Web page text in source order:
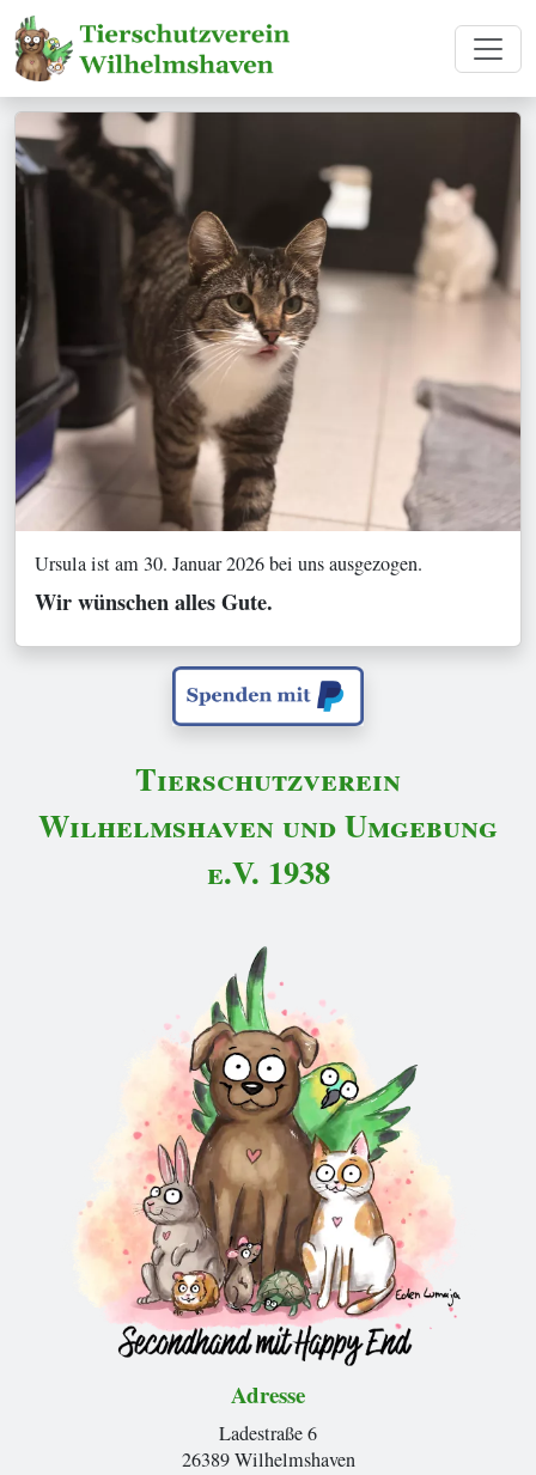
Ursula ist am 30. Januar 2026 bei uns ausgezogen.
Wir wünschen alles Gute.
Tierschutzverein
Wilhelmshaven und Umgebung
e.V. 1938
Adresse
Ladestraße 6
26389 Wilhelmshaven